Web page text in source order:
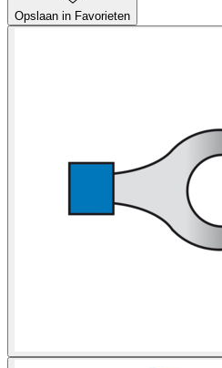
Opslaan in Favorieten